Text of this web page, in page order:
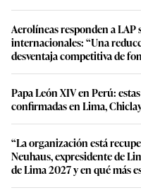
Aerolíneas responden a LAP
internacionales: “Una
desventaja competitiva de
Papa León XIV en Perú:
confirmadas en Lima,
“La organización está
Neuhaus, expresidente de
de Lima 2027 y en qué más